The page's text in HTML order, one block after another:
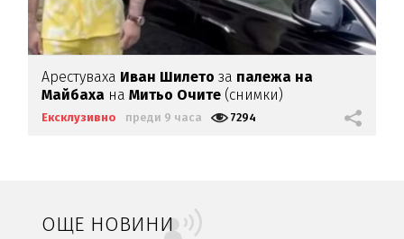
Арестуваха Иван Шилетоза палежа на
Майбаха наМитьо Очите (снимки)
Ексклузивно преди 9 часа 7294
ОЩЕ НОВИНИ